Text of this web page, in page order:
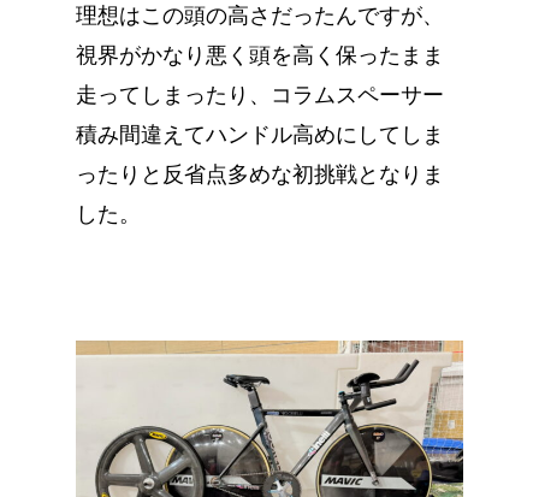
理想はこの頭の高さだったんですが、
視界がかなり悪く頭を高く保ったまま
走ってしまったり、コラムスペーサー
積み間違えてハンドル高めにしてしま
ったりと反省点多めな初挑戦となりま
した。